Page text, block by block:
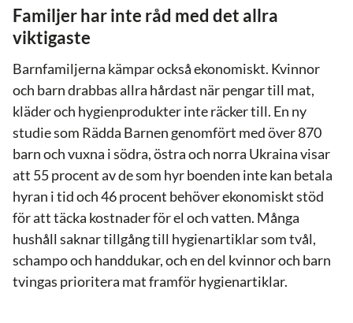
Familjer har inte råd med det allra
viktigaste
Barnfamiljerna kämpar också ekonomiskt. Kvinnor
och barn drabbas allra hårdast när pengar till mat,
kläder och hygienprodukter inte räcker till. En ny
studie som Rädda Barnen genomfört med över 870
barn och vuxna i södra, östra och norra Ukraina visar
att 55 procent av de som hyr boenden inte kan betala
hyran i tid och 46 procent behöver ekonomiskt stöd
för att täcka kostnader för el och vatten. Många
hushåll saknar tillgång till hygienartiklar som tvål,
schampo och handdukar, och en del kvinnor och barn
tvingas prioritera mat framför hygienartiklar.